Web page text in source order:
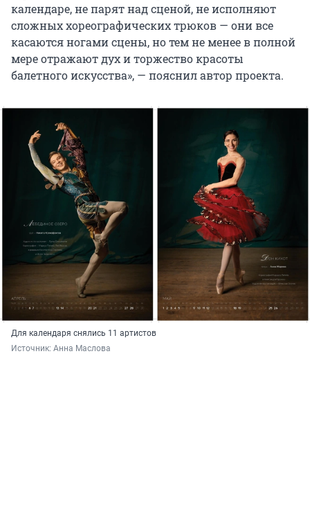
календаре, не парят над сценой, не исполняют
сложных хореографических трюков — они все
касаются ногами сцены, но тем не менее в полной
мере отражают дух и торжество красоты
балетного искусства», — пояснил автор проекта.
Для календаря снялись 11 артистов
Источник: Анна Маслова